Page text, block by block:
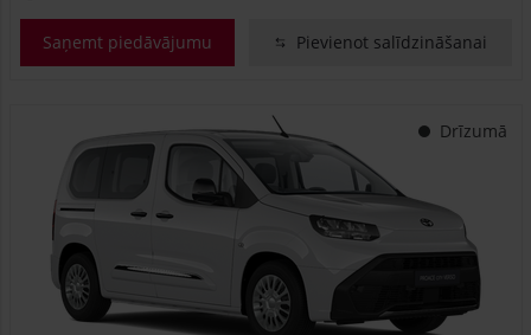
Saņemt piedāvājumu Pievienot salīdzināšanai
Drīzumā